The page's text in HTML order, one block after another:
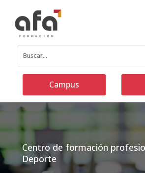
Campus
Centro de formación
Deporte